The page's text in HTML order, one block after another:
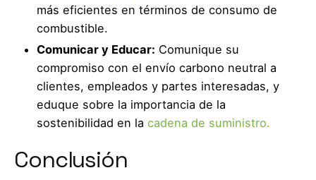
más eficientes en términos de consumo de
combustible.
Comunicar y Educar: Comunique su
compromiso con el envío carbono neutral a
clientes, empleados y partes interesadas, y
eduque sobre la importancia de la
sostenibilidad en la cadena de suministro.
Conclusión